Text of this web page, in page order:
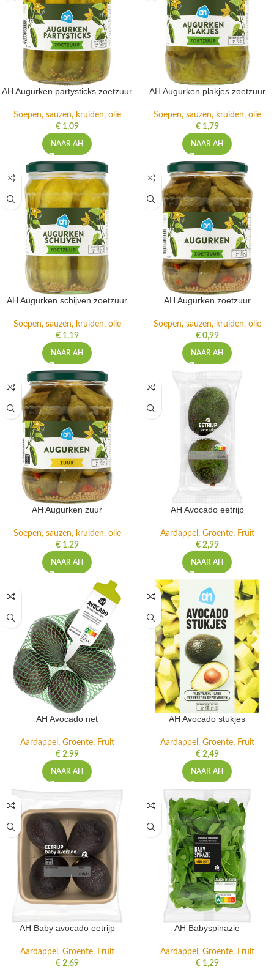
AH Augurken partysticks zoetzuur
Soepen, sauzen, kruiden, olie
€1,09
NAAR AH
AH Augurken plakjes zoetzuur
Soepen, sauzen, kruiden, olie
€1,79
NAAR AH
AH Augurken schijven zoetzuur
Soepen, sauzen, kruiden, olie
€1,19
NAAR AH
AH Augurken zoetzuur
Soepen, sauzen, kruiden, olie
€0,99
NAAR AH
AH Augurken zuur
Soepen, sauzen, kruiden, olie
€1,29
NAAR AH
AH Avocado eetrijp
Aardappel, Groente, Fruit
€2,99
NAAR AH
AH Avocado net
Aardappel, Groente, Fruit
€2,99
NAAR AH
AH Avocado stukjes
Aardappel, Groente, Fruit
€2,49
NAAR AH
AH Baby avocado eetrijp
Aardappel, Groente, Fruit
€2,69
AH Babyspinazie
Aardappel, Groente, Fruit
€1,29